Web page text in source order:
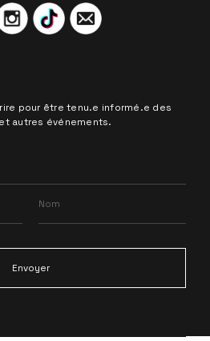
pour être tenu.e informé.e des
autres événements.